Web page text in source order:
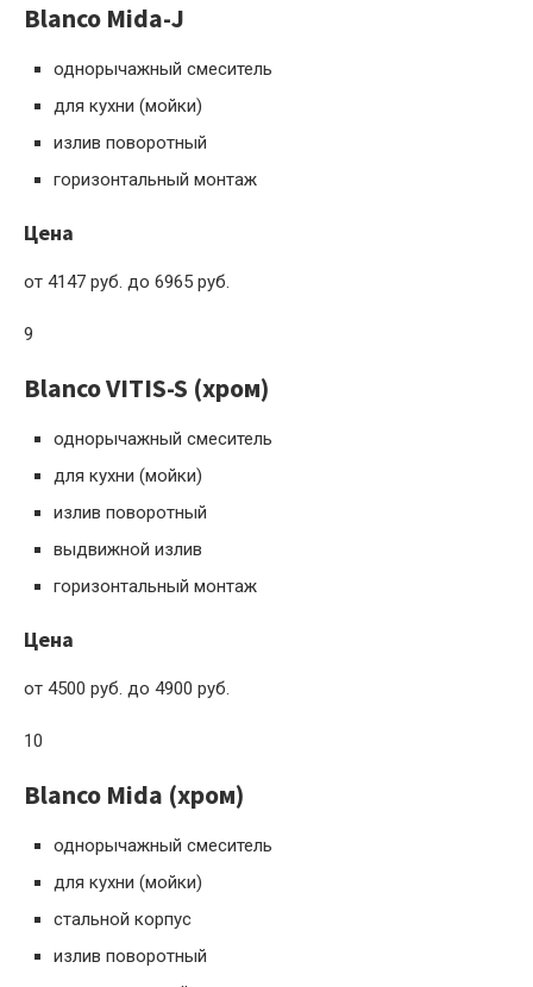
Blanco Mida-J
однорычажный смеситель
для кухни (мойки)
излив поворотный
горизонтальный монтаж
Цена
от 4147 руб. до 6965 руб.
9
Blanco VITIS-S (хром)
однорычажный смеситель
для кухни (мойки)
излив поворотный
выдвижной излив
горизонтальный монтаж
Цена
от 4500 руб. до 4900 руб.
10
Blanco Mida (хром)
однорычажный смеситель
для кухни (мойки)
стальной корпус
излив поворотный